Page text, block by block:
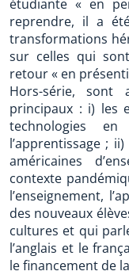
étudiante « en
reprendre, il a
transformations
sur celles qui
retour « en
Hors-série, sont
principaux : i) les
technologies
l’apprentissage ;
américaines
contexte
l’enseignement,
des nouveaux
cultures et qui
l’anglais et le
le financement de